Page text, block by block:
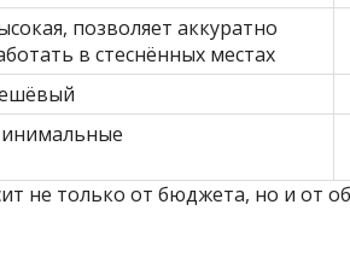
позволяет аккуратно
в стеснённых местах
не только от бюджета, но и от